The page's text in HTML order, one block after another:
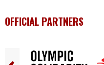
OFFICIAL PARTNERS